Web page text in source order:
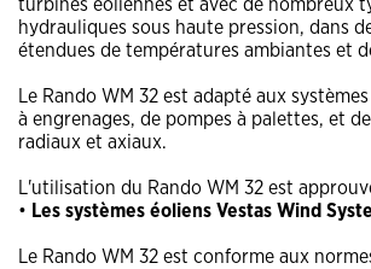
turbines éoliennes et avec de nombreux
hydrauliques sous haute pression, dans
étendues de températures ambiantes et
Le Rando WM 32 est adapté aux
à engrenages, de pompes à palettes, et
radiaux et axiaux.
L'utilisation du Rando WM 32 est
• Les systèmes éoliens Vestas Wind
Le Rando WM 32 est conforme aux